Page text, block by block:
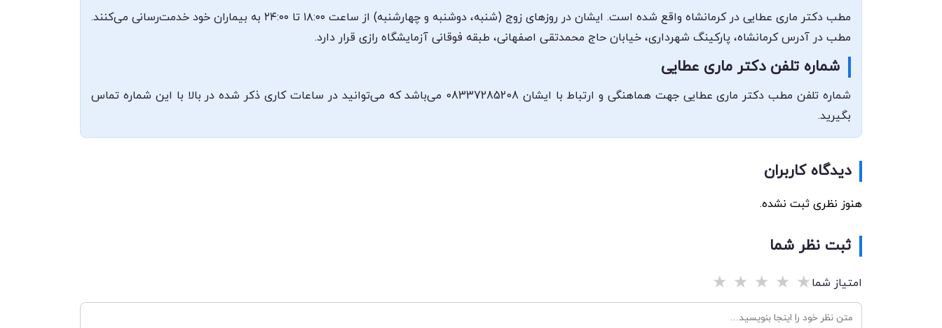
مطب دکتر ماری عطایی در کرمانشاه واقع شده است. ایشان در روزهای زوج (شنبه، دوشنبه و چهارشنبه) از ساعت ۱۸:۰۰ تا ۲۴:۰۰ به بیماران خود خدمت‌رسانی می‌کنند.
مطب در آدرس کرمانشاه، پارکینگ شهرداری، خیابان حاج محمدتقی اصفهانی، طبقه فوقانی آزمایشگاه رازی قرار دارد.
شماره تلفن دکتر ماری عطایی
شماره تلفن مطب دکتر ماری عطایی جهت هماهنگی و ارتباط با ایشان 08337285208 می‌باشد که می‌توانید در ساعات کاری ذکر شده در بالا با این شماره تماس
بگیرید.
دیدگاه کاربران
هنوز نظری ثبت نشده.
ثبت نظر شما
امتیاز شما★
★
★
★
★